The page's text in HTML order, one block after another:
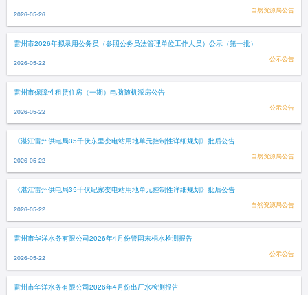
2026-05-26 自然资源局公告
雷州市2026年拟录用公务员（参照公务员法管理单位工作人员）公示（第一批）
2026-05-22 公示公告
雷州市保障性租赁住房（一期）电脑随机派房公告
2026-05-22 公示公告
《湛江雷州供电局35千伏东里变电站用地单元控制性详细规划》批后公告
2026-05-22 自然资源局公告
《湛江雷州供电局35千伏纪家变电站用地单元控制性详细规划》批后公告
2026-05-22 自然资源局公告
雷州市华洋水务有限公司2026年4月份管网末梢水检测报告
2026-05-22 公示公告
雷州市华洋水务有限公司2026年4月份出厂水检测报告